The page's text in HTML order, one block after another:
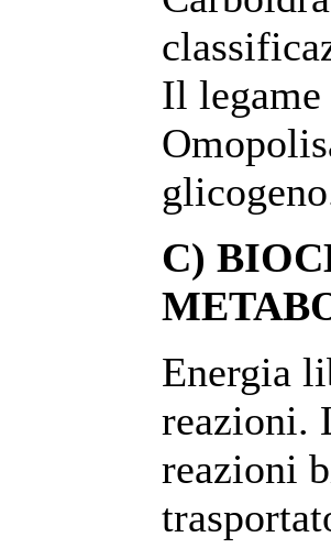
Il
C)
Energia
reazioni.
reazioni